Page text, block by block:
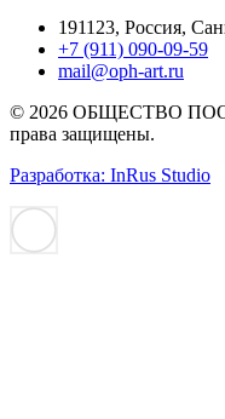
191123, Россия,
+7 (911) 090-09-59
mail@oph-art.ru
© 2026 ОБЩЕСТВО
права защищены.
Разработка: InRus Studio